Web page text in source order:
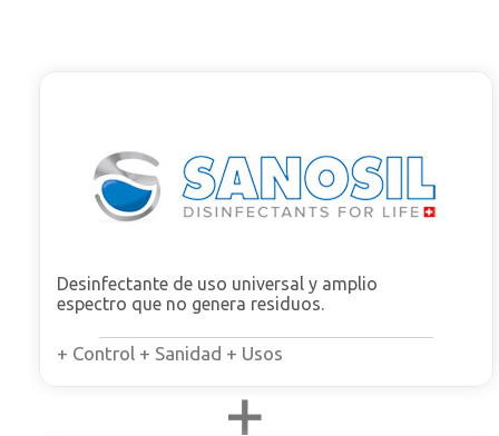
Desinfectante de uso universal y amplio
espectro que no genera residuos.
+ Control + Sanidad + Usos